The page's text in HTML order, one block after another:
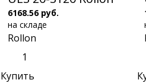
6168.56 руб.
на складе
Rollon
Купить